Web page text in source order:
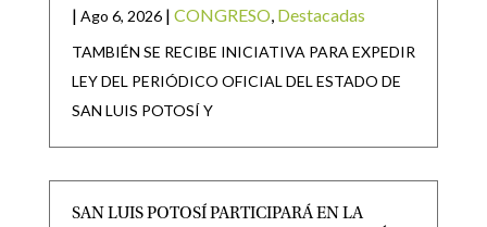
| Ago 6, 2026 | CONGRESO Destacadas
TAMBIÉN SE RECIBE INICIATIVA PARA EXPEDIR
LEY DEL PERIÓDICO OFICIAL DEL ESTADO DE
SAN LUIS POTOSÍ Y
SAN LUIS POTOSÍ PARTICIPARÁ EN LA